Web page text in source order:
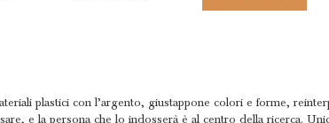
plastici con l’argento, giustappone colori e forme,
e la persona che lo indosserà è al centro della ricerca.